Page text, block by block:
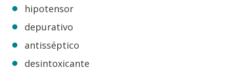
hipotensor
depurativo
antisséptico
desintoxicante